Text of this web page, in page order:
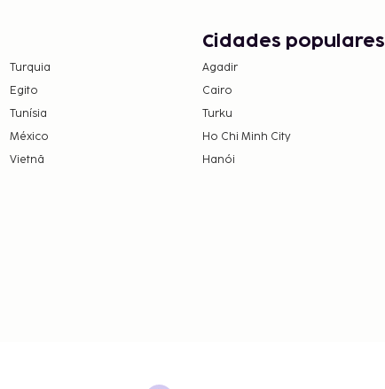
Turquia
Egito
Tunísia
México
Vietnã
Cidades populares
Agadir
Cairo
Turku
Ho Chi Minh City
Hanói